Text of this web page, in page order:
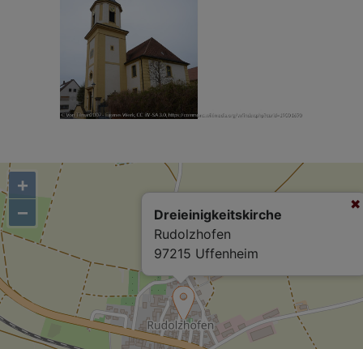
Dreieinigkeitskirche
Rudolzhofen
97215 Uffenheim
+
−